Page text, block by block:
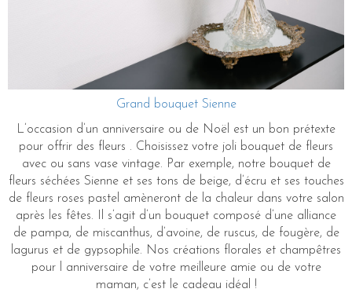
Grand bouquet Sienne
L’occasion d’un anniversaire ou de Noël est un bon prétexte
pour offrir des fleurs . Choisissez votre joli bouquet de fleurs
avec ou sans vase vintage. Par exemple, notre bouquet de
fleurs séchées Sienne et ses tons de beige, d’écru et ses touches
de fleurs roses pastel amèneront de la chaleur dans votre salon
après les fêtes. Il s’agit d’un bouquet composé d’une alliance
de pampa, de miscanthus, d’avoine, de ruscus, de fougère, de
lagurus et de gypsophile. Nos créations florales et champêtres
pour l anniversaire de votre meilleure amie ou de votre
maman, c’est le cadeau idéal !